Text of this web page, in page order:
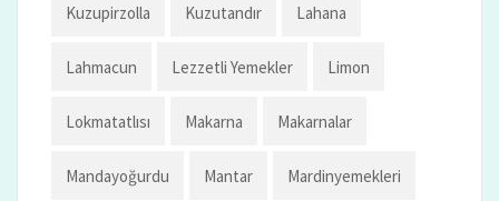
Kuzupirzolla Kuzutandır Lahana
Lahmacun Lezzetli Yemekler Limon
Lokmatatlısı Makarna Makarnalar
Mandayoğurdu Mantar Mardinyemekleri